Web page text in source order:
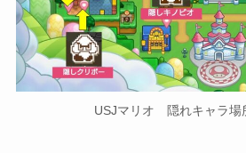
USJマリオ 隠れキャラ